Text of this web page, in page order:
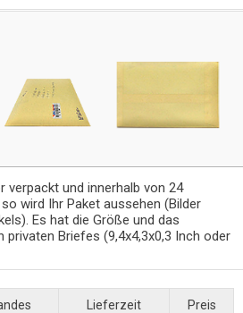
verpackt und innerhalb von 24
wird Ihr Paket aussehen (Bilder
Es hat die Größe und das
privaten Briefes (9,4x4,3x0,3 Inch oder
Lieferzeit
Preis